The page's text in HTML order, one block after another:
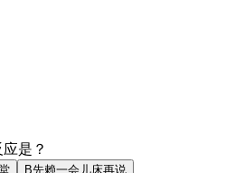
是？
B先赖一会儿床再说